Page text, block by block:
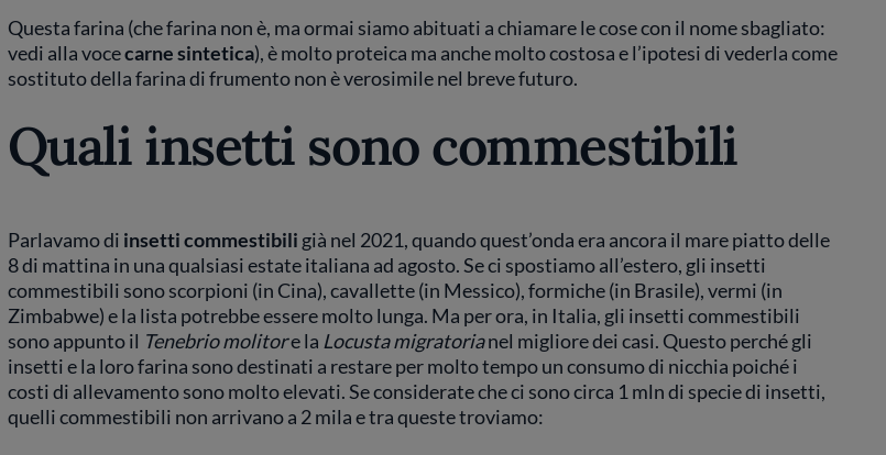
Questa farina (che farina non è, ma ormai siamo abituati a chiamare le cose con il nome sbagliato:
vedi alla vocecarne sintetica), è molto proteica ma anche molto costosa e l’ipotesi di vederla come
sostituto della farina di frumento non è verosimile nel breve futuro.
Quali insetti sono commestibili
Parlavamo di insetti commestibili già nel 2021, quando quest’onda era ancora il mare piatto delle
8 di mattina in una qualsiasi estate italiana ad agosto. Se ci spostiamo all’estero, gli insetti
commestibili sono scorpioni (in Cina), cavallette (in Messico), formiche (in Brasile), vermi (in
Zimbabwe) e la lista potrebbe essere molto lunga. Ma per ora, in Italia, gli insetti commestibili
sono appunto il Tenebrio molitore la Locusta migratorianel migliore dei casi. Questo perché gli
insetti e la loro farina sono destinati a restare per molto tempo un consumo di nicchia poiché i
costi di allevamento sono molto elevati. Se considerate che ci sono circa 1 mln di specie di insetti,
quelli commestibili non arrivano a 2 mila e tra queste troviamo: